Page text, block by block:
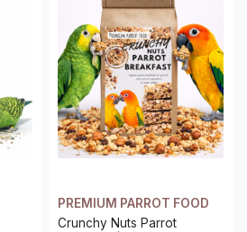
PREMIUM PARROT FOOD
Crunchy Nuts Parrot